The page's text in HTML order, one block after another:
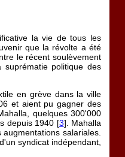
la vie de tous les
que la révolte a été
le récent soulèvement
politique des
en grève dans la ville
et aient pu gagner des
quelques 300'000
depuis 1940 [3]. Mahalla
salariales.
syndicat indépendant,